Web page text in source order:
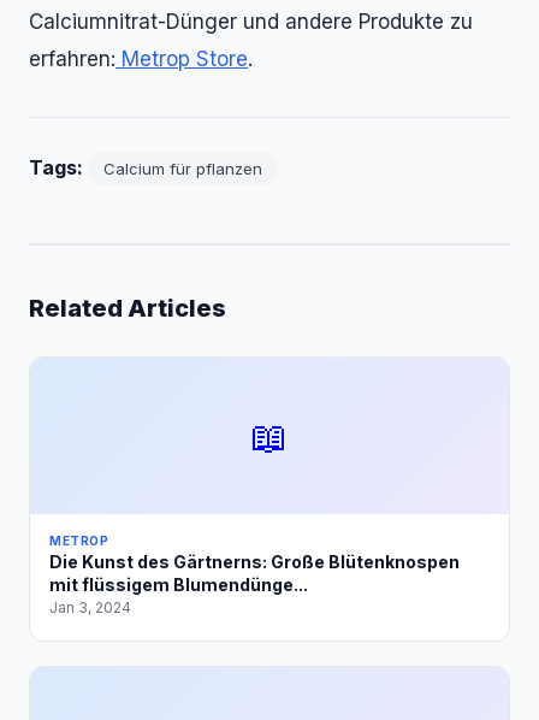
Calciumnitrat-Dünger und andere Produkte zu
erfahren: Metrop Store.
Tags: Calcium für pflanzen
Related Articles
📖
METROP
Die Kunst des Gärtnerns: Große Blütenknospen
mit flüssigem Blumendünge...
Jan 3, 2024